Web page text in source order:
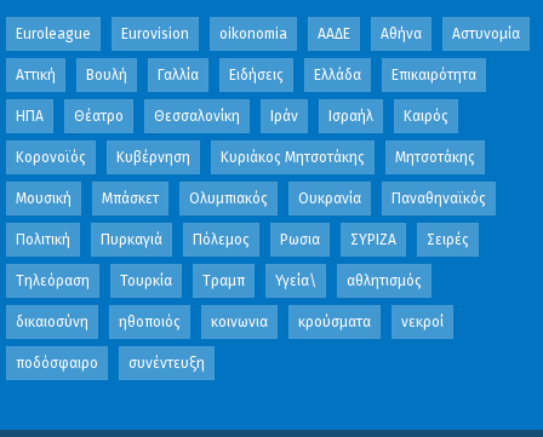
Euroleague Eurovision oikonomia ΑΑΔΕ Αθήνα Αστυνομία
Αττική Βουλή Γαλλία Ειδήσεις Ελλάδα Επικαιρότητα
ΗΠΑ Θέατρο Θεσσαλονίκη Ιράν Ισραήλ Καιρός
Κορονοϊός Κυβέρνηση Κυριάκος Μητσοτάκης Μητσοτάκης
Μουσική Μπάσκετ Ολυμπιακός Ουκρανία Παναθηναϊκός
Πολιτική Πυρκαγιά Πόλεμος Ρωσια ΣΥΡΙΖΑ Σειρές
Τηλεόραση Τουρκία Τραμπ Υγεία\ αθλητισμός
δικαιοσύνη ηθοποιός κοινωνια κρούσματα νεκροί
ποδόσφαιρο συνέντευξη